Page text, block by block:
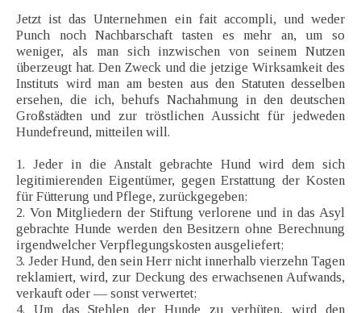
Jetzt ist das Unternehmen ein fait accompli, und weder
Punch noch Nachbarschaft tasten es mehr an, um so
weniger, als man sich inzwischen von seinem Nutzen
überzeugt hat. Den Zweck und die jetzige Wirksamkeit des
Instituts wird man am besten aus den Statuten desselben
ersehen, die ich, behufs Nachahmung in den deutschen
Großstädten und zur tröstlichen Aussicht für jedweden
Hundefreund, mitteilen will.
1. Jeder in die Anstalt gebrachte Hund wird dem sich
legitimierenden Eigentümer, gegen Erstattung der Kosten
für Fütterung und Pflege, zurückgegeben;
2. Von Mitgliedern der Stiftung verlorene und in das Asyl
gebrachte Hunde werden den Besitzern ohne Berechnung
irgendwelcher Verpflegungskosten ausgeliefert;
3. Jeder Hund, den sein Herr nicht innerhalb vierzehn Tagen
reklamiert, wird, zur Deckung des erwachsenen Aufwands,
verkauft oder — sonst verwertet;
4. Um das Stehlen der Hunde zu verhüten, wird den